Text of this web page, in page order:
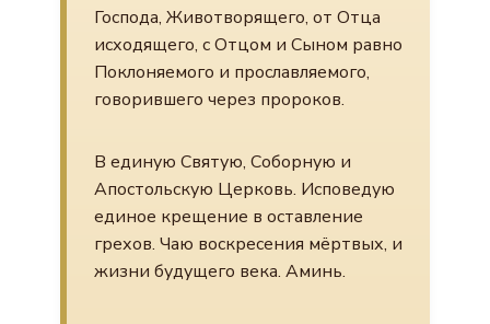
Господа, Животворящего, от Отца
исходящего, с Отцом и Сыном равно
Поклоняемого и прославляемого,
говорившего через пророков.
В единую Святую, Соборную и
Апостольскую Церковь. Исповедую
единое крещение в оставление
грехов. Чаю воскресения мёртвых, и
жизни будущего века. Аминь.